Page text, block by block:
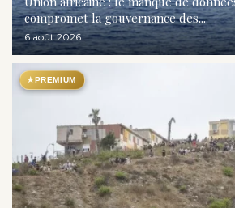
compromet la gouvernance des...
6 août 2026
★PREMIUM